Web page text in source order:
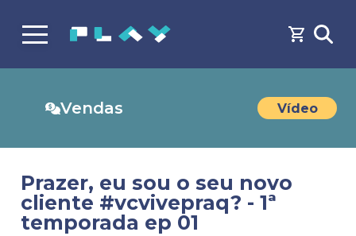
Vendas Vídeo
Prazer, eu sou o seu novo
cliente #vcvivepraq? - 1ª
temporada ep 01